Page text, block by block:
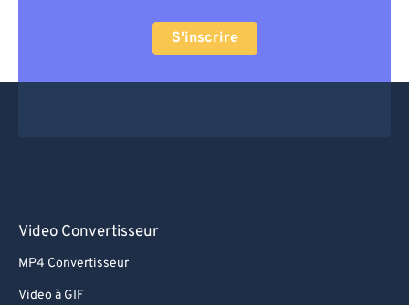
S'inscrire
Video Convertisseur
MP4 Convertisseur
Video à GIF